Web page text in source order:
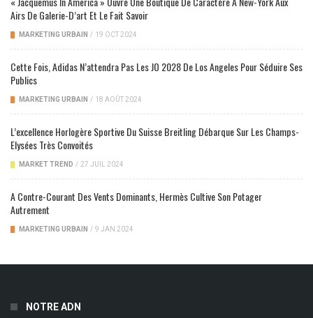
Airs De Galerie-D’art Et Le Fait Savoir
MARKETING URBAIN / 19 OCT 2024
Cette Fois, Adidas N’attendra Pas Les JO 2028 De Los Angeles Pour Séduire Ses
Publics
MARKETING URBAIN / 18 AOÛT 2024
L’excellence Horlogère Sportive Du Suisse Breitling Débarque Sur Les Champs-
Elysées Très Convoités
MARKET TREND / 27 JUIL 2024
A Contre-Courant Des Vents Dominants, Hermès Cultive Son Potager
Autrement
MARKETING URBAIN / 9 JAN 2024
NOTRE ADN